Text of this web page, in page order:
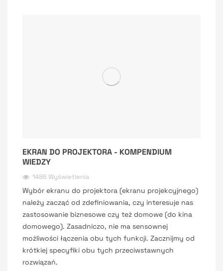
EKRAN DO PROJEKTORA - KOMPENDIUM
WIEDZY
1486 Wyświetlenia
Wybór ekranu do projektora (ekranu projekcyjnego)
należy zacząć od zdefiniowania, czy interesuje nas
zastosowanie biznesowe czy też domowe (do kina
domowego). Zasadniczo, nie ma sensownej
możliwości łączenia obu tych funkcji. Zacznijmy od
krótkiej specyfiki obu tych przeciwstawnych
rozwiązań.